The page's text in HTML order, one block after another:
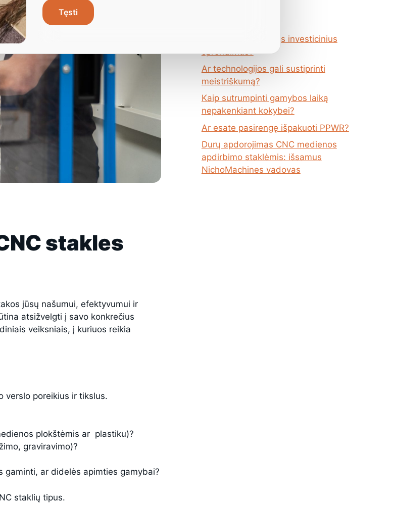
stakles
jūsų našumui, efektyvumui ir
atsižvelgti į savo konkrečius
veiksniais, į kuriuos reikia
verslo poreikius ir tikslus.
plokštėmis ar plastiku)?
graviravimo)?
ar didelės apimties gamybai?
staklių tipus.
Kaip priimti teisingus investicinius
sprendimus?
Ar technologijos gali sustiprinti
meistriškumą?
Kaip sutrumpinti gamybos laiką
nepakenkiant kokybei?
Ar esate pasirengę išpakuoti PPWR?
Durų apdorojimas CNC medienos
apdirbimo staklėmis: išsamus
NichoMachines vadovas
Tęsti